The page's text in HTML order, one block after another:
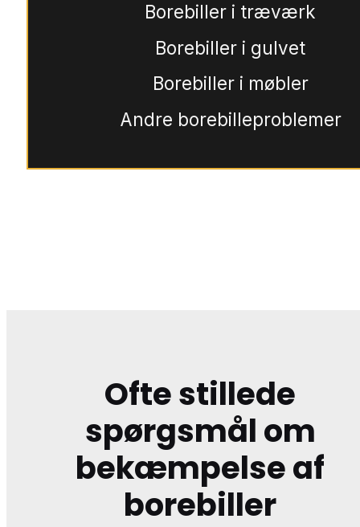
Borebiller i træværk
Borebiller i gulvet
Borebiller i møbler
Andre borebilleproblemer
Ofte stillede
spørgsmål om
bekæmpelse af
borebiller